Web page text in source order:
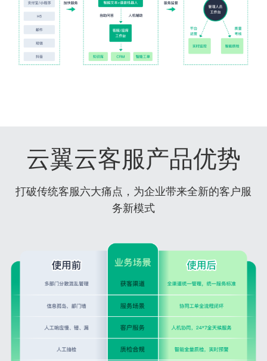
云翼云客服产品优势
打破传统客服六大痛点，为企业带来全新的客户服
务新模式